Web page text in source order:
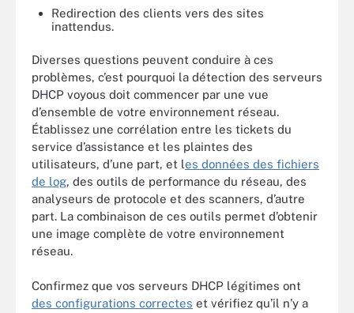
Redirection des clients vers des sites
inattendus.
Diverses questions peuvent conduire à ces
problèmes, c’est pourquoi la détection des serveurs
DHCP voyous doit commencer par une vue
d’ensemble de votre environnement réseau.
Établissez une corrélation entre les tickets du
service d’assistance et les plaintes des
utilisateurs, d’une part, et les données des fichiers
de log, des outils de performance du réseau, des
analyseurs de protocole et des scanners, d’autre
part. La combinaison de ces outils permet d’obtenir
une image complète de votre environnement
réseau.
Confirmez que vos serveurs DHCP légitimes ont
des configurations correctes et vérifiez qu’il n’y a